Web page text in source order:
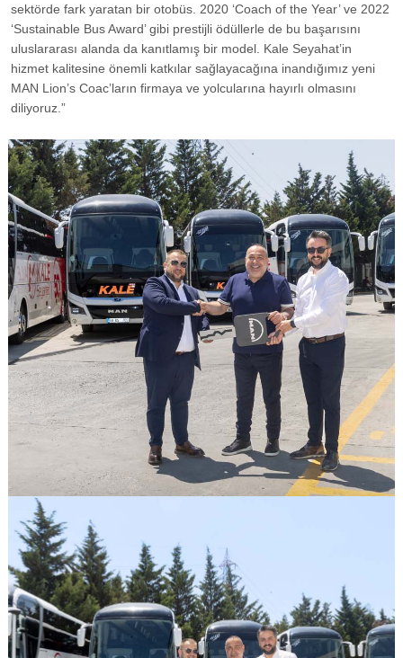
sektörde fark yaratan bir otobüs. 2020 ‘Coach of the Year’ ve 2022
‘Sustainable Bus Award’ gibi prestijli ödüllerle de bu başarısını
uluslararası alanda da kanıtlamış bir model. Kale Seyahat’in
hizmet kalitesine önemli katkılar sağlayacağına inandığımız yeni
MAN Lion’s Coac’ların firmaya ve yolcularına hayırlı olmasını
diliyoruz.”
GÖRSELI GÖR